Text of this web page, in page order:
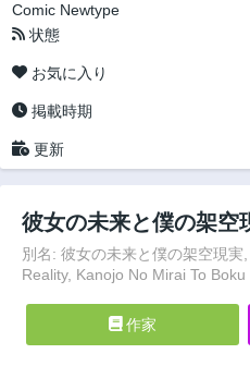
Comic Newtype
状態
お気に入り
掲載時期
更新
彼女の未来と僕の架空
別名: 彼女の未来と僕の架空現
Reality, Kanojo No Mirai To
作家